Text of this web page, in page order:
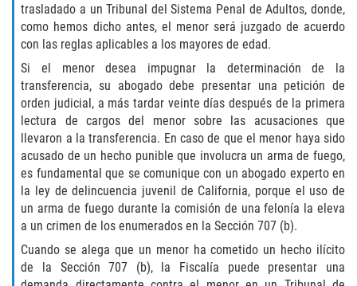
California Marijuana Laws
Possession of Drugs for Sale
Drug Possession
Prop 36
Sales and Transportation of a Controlled
Substance
DUI
trasladado a un Tribunal del Sistema Penal de Adultos, donde,
como hemos dicho antes, el menor será juzgado de acuerdo
con las reglas aplicables a los mayores de edad.
Si el menor desea impugnar la determinación de la
transferencia, su abogado debe presentar una petición de
orden judicial, a más tardar veinte días después de la primera
lectura de cargos del menor sobre las acusaciones que
llevaron a la transferencia. En caso de que el menor haya sido
acusado de un hecho punible que involucra un arma de fuego,
es fundamental que se comunique con un abogado experto en
la ley de delincuencia juvenil de California, porque el uso de
un arma de fuego durante la comisión de una felonía la eleva
a un crimen de los enumerados en la Sección 707 (b).
Cuando se alega que un menor ha cometido un hecho ilícito
de la Sección 707 (b), la Fiscalía puede presentar una